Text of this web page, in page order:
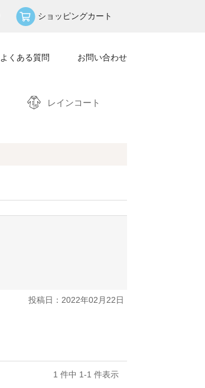
ショッピングカート
よくある質問 お問い合わせ
レインコート
投稿日：2022年02月22日
1 件中 1-1 件表示